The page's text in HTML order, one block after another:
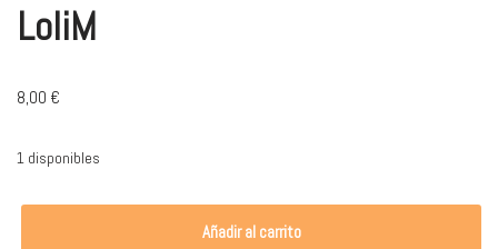
LoliM
8,00 €
1 disponibles
Añadir al carrito